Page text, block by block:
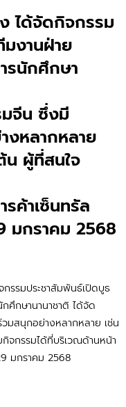
ได้จัดกิจกรรม
งานฝ่าย
รนักศึกษา
จีน ซึ่งมี
งหลากหลาย
น ผู้ที่สนใจ
ค้าเซ็นทรัล
มกราคม 2568
รมประชาสัมพันธ์เปิดบูธ
ศึกษานานาชาติ ได้จัด
มสนุกอย่างหลากหลาย เช่น
จกรรมได้ที่บริเวณด้านหน้า
มกราคม 2568